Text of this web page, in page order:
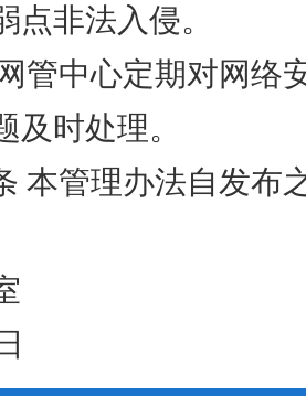
点非法入侵。
网管中心定期对网络
及时处理。
本管理办法自发布
日